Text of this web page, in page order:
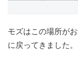
モズはこの場所が
に戻ってきました。